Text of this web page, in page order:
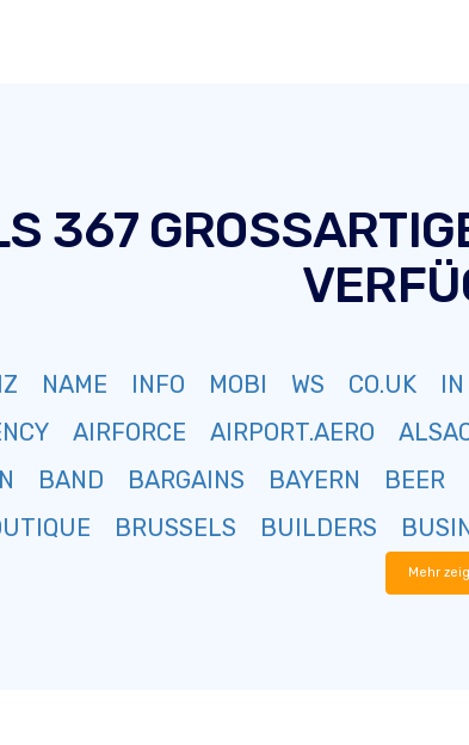
367
NAME INFO MOBI WS CO.UK IN
AIRFORCE AIRPORT.AERO
BAND BARGAINS BAYERN BEER
BRUSSELS BUILDERS
Mehr